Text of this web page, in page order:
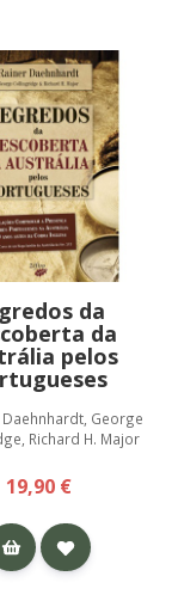
da
da
pelos
Daehnhardt, George
Richard H. Major
19,90 €